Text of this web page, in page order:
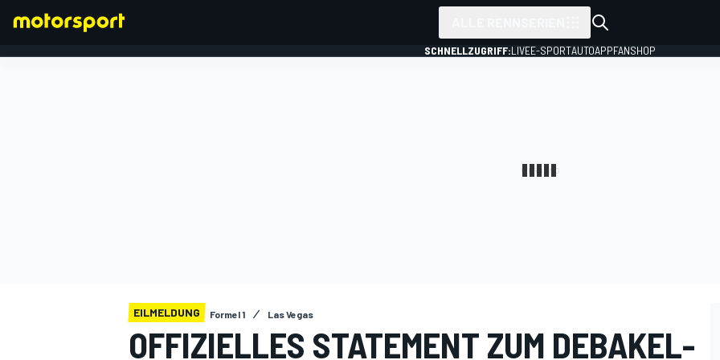
SCHNELLZUGRIFF:LIVEE-SPORTAUTOAPPFANSHOP
EILMELDUNG Formel 1 Las Vegas
OFFIZIELLES STATEMENT ZUM DEBAKEL-